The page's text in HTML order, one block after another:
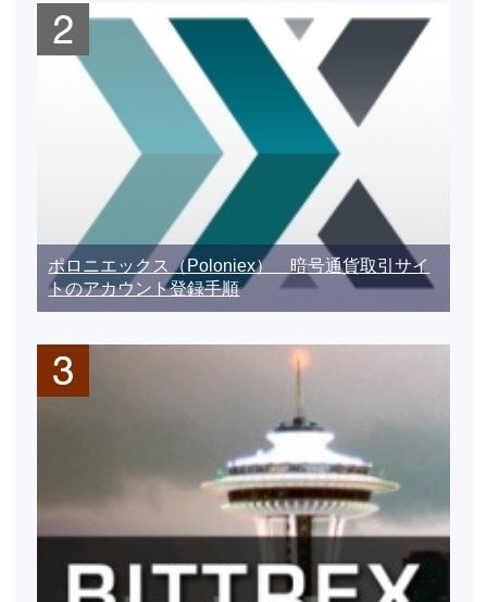
ポロニエックス（Poloniex） 暗号通貨取引サイ
トのアカウント登録手順